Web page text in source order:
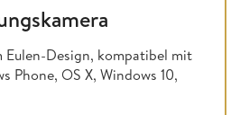
Eulen-Design, kompatibel mit
Phone, OS X, Windows 10,